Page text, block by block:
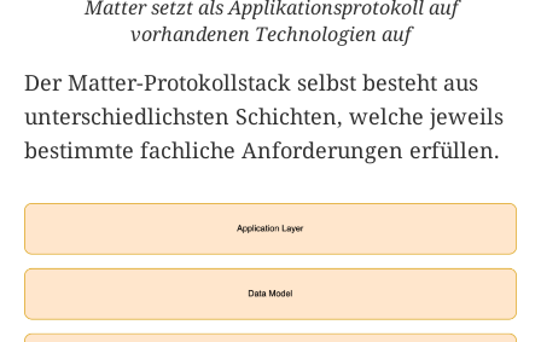
Matter setzt als Applikationsprotokoll auf
vorhandenen Technologien auf
Der Matter-Protokollstack selbst besteht aus
unterschiedlichsten Schichten, welche jeweils
bestimmte fachliche Anforderungen erfüllen.